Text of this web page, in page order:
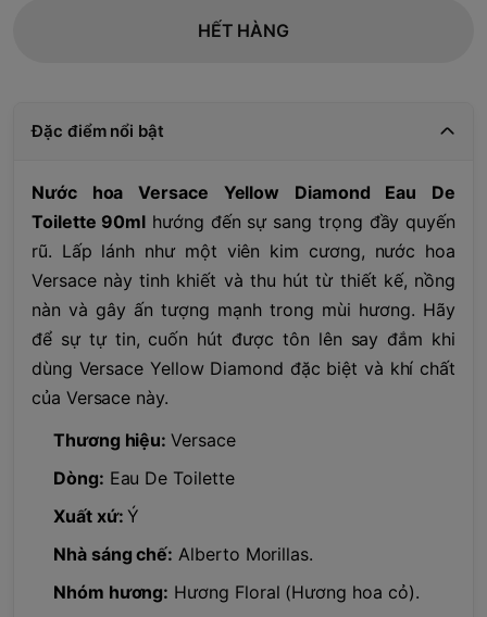
HẾT HÀNG
Đặc điểm nổi bật
Nước hoa Versace Yellow Diamond Eau De
Toilette 90ml hướng đến sự sang trọng đầy quyến
rũ. Lấp lánh như một viên kim cương, nước hoa
Versace này tinh khiết và thu hút từ thiết kế, nồng
nàn và gây ấn tượng mạnh trong mùi hương. Hãy
để sự tự tin, cuốn hút được tôn lên say đắm khi
dùng Versace Yellow Diamond đặc biệt và khí chất
của Versace này.
Thương hiệu:Versace
Dòng: Eau De Toilette
Xuất xứ:Ý
Nhà sáng chế: Alberto Morillas.
Nhóm hương: Hương Floral (Hương hoa cỏ).